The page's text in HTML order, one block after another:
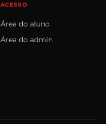
ACESSO
Área do aluno
Área do admin